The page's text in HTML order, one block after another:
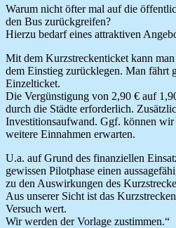
Warum nicht öfter mal auf die
den Bus zurückgreifen?
Hierzu bedarf eines attraktiven
Mit dem Kurzstreckenticket kann
dem Einstieg zurücklegen. Man fährt
Einzelticket.
Die Vergünstigung von 2,90 € auf
durch die Städte erforderlich.
Investitionsaufwand. Ggf. können wir
weitere Einnahmen erwarten.
U.a. auf Grund des finanziellen
gewissen Pilotphase einen
zu den Auswirkungen des
Aus unserer Sicht ist das
Versuch wert.
Wir werden der Vorlage zustimmen.“